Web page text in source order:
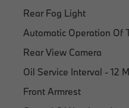
Rear Fog Light
Automatic Operation Of
Rear View Camera
Oil Service Interval - 12
Front Armrest